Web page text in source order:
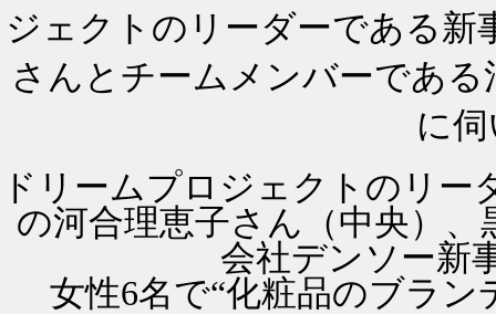
ジェクトのリーダーである新
さんとチームメンバーであ
に
ドリームプロジェクトのリー
の河合理恵子さん（中央）
会社デンソー新
女性6名で“化粧品のブラ